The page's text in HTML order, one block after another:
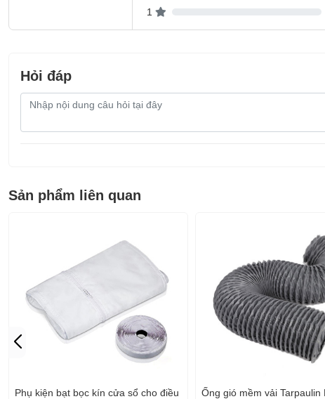
1
Hỏi đáp
Nội
câu
Sản phẩm liên quan
Phụ kiện bạt bọc kín cửa sổ cho điều
Ống gió mềm vải Tarpaulin